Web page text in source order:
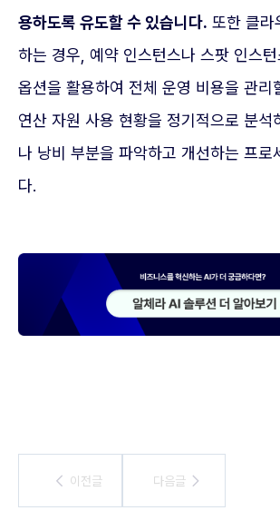
용하도록 유도할 수 있습니다. 또한 클라
하는 경우, 예약 인스턴스나 스팟 인스
옵션을 활용하여 전체 운영 비용을 관리
연산 자원 사용 현황을 정기적으로 분석
나 낭비 부분을 파악하고 개선하는 프로
다.
이전글
이전글 다음글
다음글